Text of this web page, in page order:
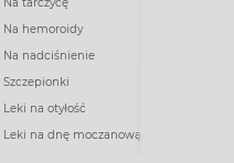
Na hemoroidy
Na nadciśnienie
Szczepionki
Leki na otyłość
Leki na dnę moczanową